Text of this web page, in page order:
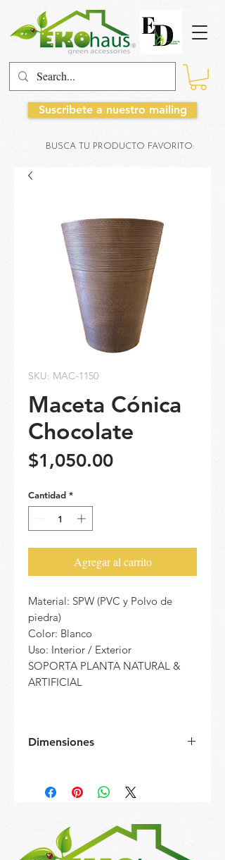
Suscribete a nuestro mailing
BUSCA TU PRODUCTO FAVORITO:
SKU: MAC-1150
Maceta Cónica
Chocolate
$1,050.00Precio
Cantidad *
Agregar al carrito
Material: SPW (PVC y Polvo de
piedra)
Color: Blanco
Uso: Interior / Exterior
SOPORTA PLANTA NATURAL &
ARTIFICIAL
Dimensiones
h= 47 cm